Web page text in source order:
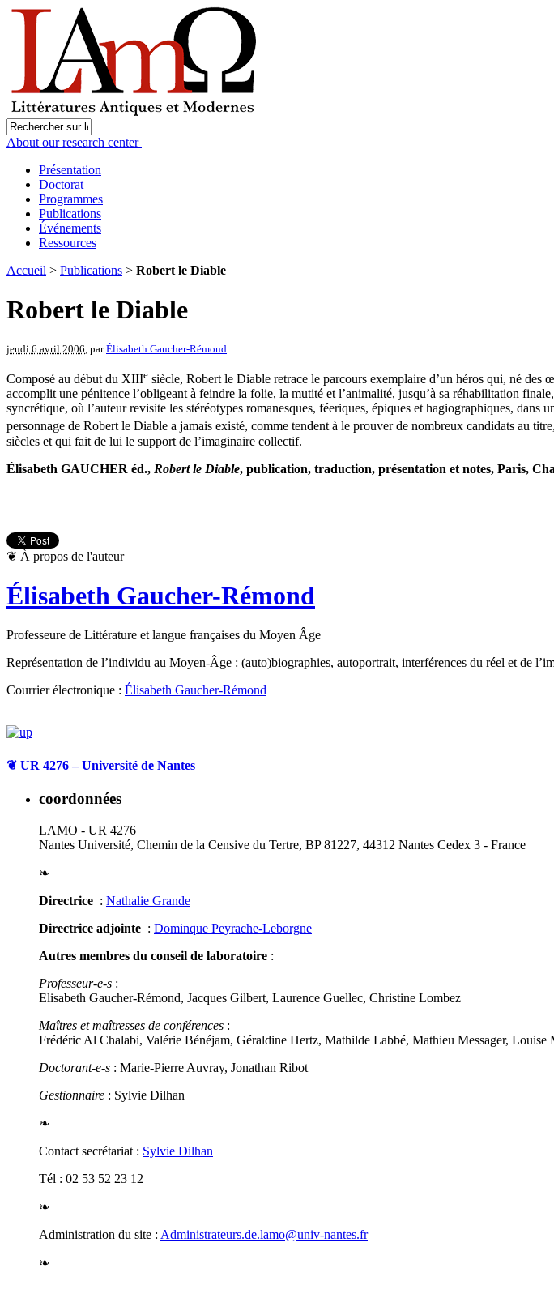
About our research center
Présentation
Doctorat
Programmes
Publications
Événements
Ressources
Accueil > Publications > Robert le Diable
Robert le Diable
jeudi 6 avril 2006 , parÉlisabeth Gaucher-Rémond
Composé au début du XIIIe siècle, Robert le Diable retrace le parcours exemplaire d’un héros qui, né des
accomplit une pénitence l’obligeant à feindre la folie, la mutité et l’animalité, jusqu’à sa réhabilitation
syncrétique, où l’auteur revisite les stéréotypes romanesques, féeriques, épiques et hagiographiques,
personnage de Robert le Diable a jamais existé, comme tendent à le prouver de nombreux candidats au
siècles et qui fait de lui le support de l’imaginaire collectif.
Élisabeth GAUCHER éd., Robert le Diable, publication, traduction, présentation et notes, Paris,
❦ À propos de l'auteur
Élisabeth Gaucher-Rémond
Professeure de Littérature et langue françaises du Moyen Âge
Représentation de l’individu au Moyen-Âge : (auto)biographies, autoportrait, interférences du réel et de
Courrier électronique : Élisabeth Gaucher-Rémond
❦ UR 4276 – Université de Nantes
coordonnées
LAMO - UR 4276
Nantes Université, Chemin de la Censive du Tertre, BP 81227, 44312 Nantes Cedex 3 - France
❧
Directrice : Nathalie Grande
Directrice adjointe : Dominque Peyrache-Leborgne
Autres membres du conseil de laboratoire :
Professeur-e-s :
Elisabeth Gaucher-Rémond, Jacques Gilbert, Laurence Guellec, Christine Lombez
Maîtres et maîtresses de conférences :
Frédéric Al Chalabi, Valérie Bénéjam, Géraldine Hertz, Mathilde Labbé, Mathieu Messager,
Doctorant-e-s : Marie-Pierre Auvray, Jonathan Ribot
Gestionnaire : Sylvie Dilhan
❧
Contact secrétariat : Sylvie Dilhan
Tél : 02 53 52 23 12
❧
Administration du site : Administrateurs.de.lamo@univ-nantes.fr
❧